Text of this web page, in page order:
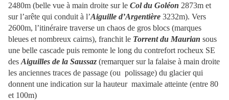
2480m (belle vue à main droite sur le Col du Goléon 2873m et
sur l’arête qui conduit à l’Aiguille d’Argentière 3232m). Vers
2600m, l’itinéraire traverse un chaos de gros blocs (marques
bleues et nombreux cairns), franchit le Torrent du Maurian sous
une belle cascade puis remonte le long du contrefort rocheux SE
des Aiguilles de la Saussaz (remarquer sur la falaise à main droite
les anciennes traces de passage (ou polissage) du glacier qui
donnent une indication sur la hauteur maximale atteinte (entre 80
et 100m)